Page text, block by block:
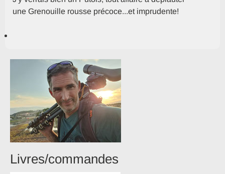
une Grenouille rousse précoce...et imprudente!
Livres/commandes